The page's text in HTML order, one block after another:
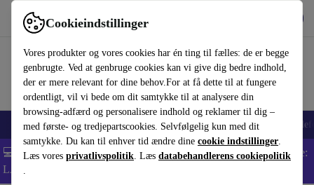
Cookieindstillinger
Vores produkter og vores cookies har én ting til fælles: de er begge
genbrugte. Ved at genbruge cookies kan vi give dig bedre indhold,
der er mere relevant for dine behov.For at få dette til at fungere
ordentligt, vil vi bede om dit samtykke til at analysere din
browsing-adfærd og personalisere indhold og reklamer til dig –
med første- og tredjepartscookies. Selvfølgelig kun med dit
samtykke. Du kan til enhver tid ændre dine cookie indstillinger.
Læs vores privatlivspolitik. Læs databehandlerens cookiepolitik
.
Brug refurbed hurtigt og nemt
Smartphones Bærbare Tablets Smartwatches Tilbehør
💻 Ekstra 5% rabat på alle MacBooks og bærbare computere - Kode:
LAPTOP5 -